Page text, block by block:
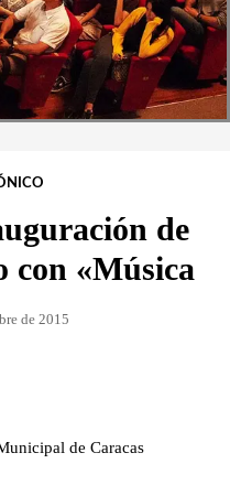
de
con «Música
de 2015
de Caracas